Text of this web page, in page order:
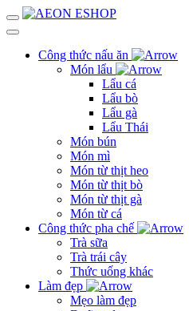
Công thức nấu ăn
Món lẩu
Lẩu cá
Lẩu bò
Lẩu gà
Lẩu Thái
Món bún
Món mì
Món từ thịt heo
Món từ thịt bò
Món từ thịt gà
Món từ cá
Công thức pha chế
Trà sữa
Trà trái cây
Thức uống khác
Làm đẹp
Mẹo làm đẹp